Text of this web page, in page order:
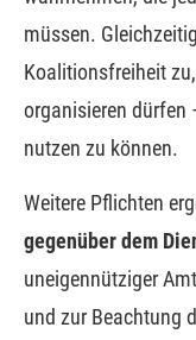
müssen.
Koalitionsfreiheit
organisieren dürfen
nutzen zu können.
Weitere Pflichten
gegenüber dem
uneigennütziger
und zur Beachtung